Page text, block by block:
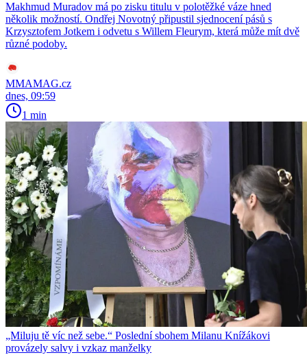
Makhmud Muradov má po zisku titulu v polotěžké váze hned
několik možností. Ondřej Novotný připustil sjednocení pásů s
Krzysztofem Jotkem i odvetu s Willem Fleurym, která může mít dvě
různé podoby.
MMAMAG.cz
dnes, 09:59
1 min
„Miluju tě víc než sebe.“ Poslední sbohem Milanu Knížákovi
provázely salvy i vzkaz manželky